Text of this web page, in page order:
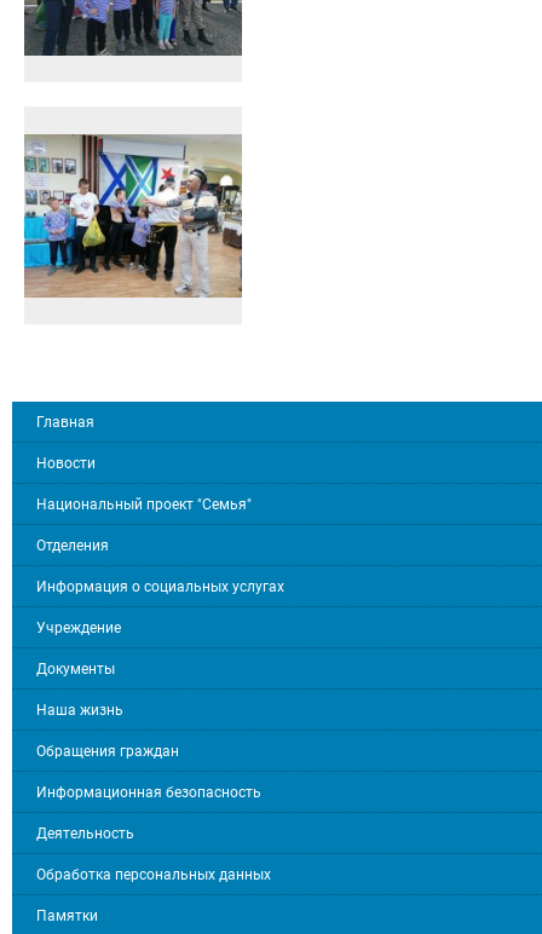
Главная
Новости
Национальный проект "Семья"
Отделения
Информация о социальных услугах
Учреждение
Документы
Наша жизнь
Обращения граждан
Информационная безопасность
Деятельность
Обработка персональных данных
Памятки